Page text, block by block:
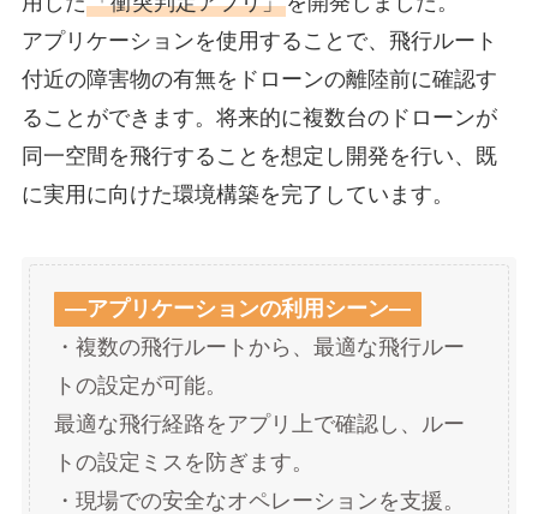
アプリケーションを使用することで、飛行ルート
付近の障害物の有無をドローンの離陸前に確認す
ることができます。将来的に複数台のドローンが
同一空間を飛行することを想定し開発を行い、既
に実用に向けた環境構築を完了しています。
―アプリケーションの利用シーン―
・複数の飛行ルートから、最適な飛行ルー
トの設定が可能。
最適な飛行経路をアプリ上で確認し、ルー
トの設定ミスを防ぎます。
・現場での安全なオペレーションを支援。